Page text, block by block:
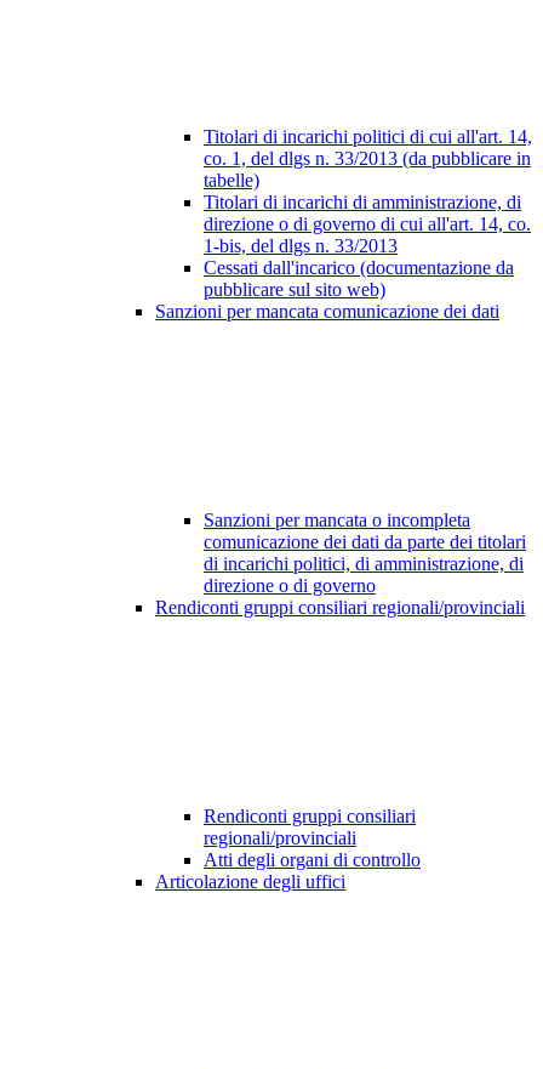
Titolari di incarichi politici di cui all'art. 14,
co. 1, del dlgs n. 33/2013 (da pubblicare in
tabelle)
Titolari di incarichi di amministrazione, di
direzione o di governo di cui all'art. 14, co.
1-bis, del dlgs n. 33/2013
Cessati dall'incarico (documentazione da
pubblicare sul sito web)
Sanzioni per mancata comunicazione dei dati
Sanzioni per mancata o incompleta
comunicazione dei dati da parte dei titolari
di incarichi politici, di amministrazione, di
direzione o di governo
Rendiconti gruppi consiliari regionali/provinciali
Rendiconti gruppi consiliari
regionali/provinciali
Atti degli organi di controllo
Articolazione degli uffici